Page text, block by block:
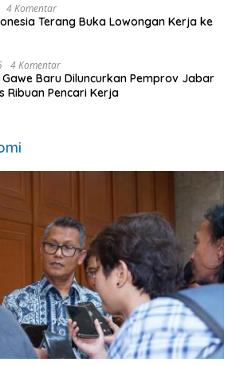
4 Komentar
Terang Buka Lowongan Kerja ke
4 Komentar
Baru Diluncurkan Pemprov Jabar
Ribuan Pencari Kerja